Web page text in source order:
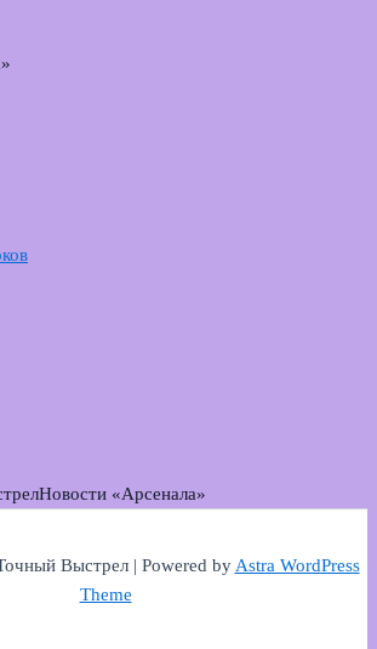
Новости «Арсенала»
Выстрел | Powered byAstra WordPress
Theme